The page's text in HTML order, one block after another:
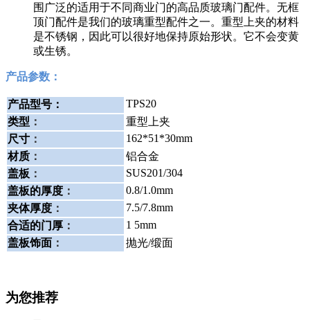
围广泛的适用于不同商业门的高品质玻璃门配件。无框
顶门配件是我们的玻璃重型配件之一。重型上夹的材料
是不锈钢，因此可以很好地保持原始形状。它不会变黄
或生锈。
产品参数：
产品型号：
TPS20
类型 ：
重型上夹
尺寸 ：
162*51*30mm
材质 ：
铝合金
盖板 ：
SUS201/304
盖板的厚度 ：
0.8/1.0mm
夹体厚度 ：
7.5/7.8mm
合适的门厚 ：
1 5mm
盖板饰面 ： 抛光/缎面
为您推荐